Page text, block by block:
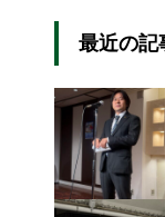
最近の記